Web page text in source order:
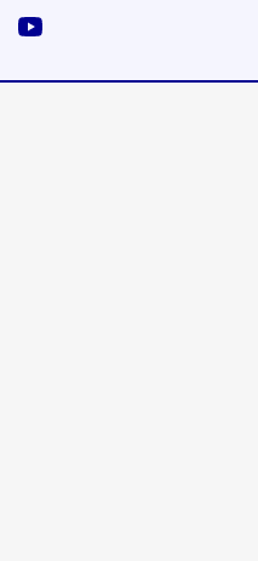
Instagram